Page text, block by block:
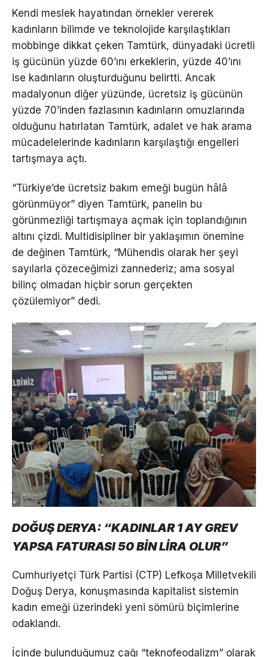
Kendi meslek hayatından örnekler vererek
kadınların bilimde ve teknolojide karşılaştıkları
mobbinge dikkat çeken Tamtürk, dünyadaki ücretli
iş gücünün yüzde 60’ını erkeklerin, yüzde 40’ını
ise kadınların oluşturduğunu belirtti. Ancak
madalyonun diğer yüzünde, ücretsiz iş gücünün
yüzde 70’inden fazlasının kadınların omuzlarında
olduğunu hatırlatan Tamtürk, adalet ve hak arama
mücadelelerinde kadınların karşılaştığı engelleri
tartışmaya açtı.
“Türkiye’de ücretsiz bakım emeği bugün hâlâ
görünmüyor” diyen Tamtürk, panelin bu
görünmezliği tartışmaya açmak için toplandığının
altını çizdi. Multidisipliner bir yaklaşımın önemine
de değinen Tamtürk, “Mühendis olarak her şeyi
sayılarla çözeceğimizi zannederiz; ama sosyal
bilinç olmadan hiçbir sorun gerçekten
çözülemiyor” dedi.
DOĞUŞ DERYA: “KADINLAR 1 AY GREV
YAPSA FATURASI 50 BİN LİRA OLUR”
Cumhuriyetçi Türk Partisi (CTP) Lefkoşa Milletvekili
Doğuş Derya, konuşmasında kapitalist sistemin
kadın emeği üzerindeki yeni sömürü biçimlerine
odaklandı.
İçinde bulunduğumuz çağı “teknofeodalizm” olarak